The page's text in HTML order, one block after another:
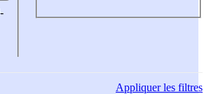
Appliquerles filtres